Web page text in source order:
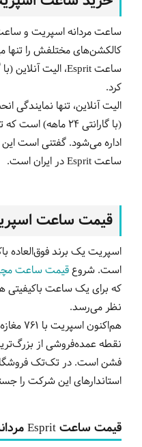
ساعت مردانه اسپریت و
کالکشن‌های مختلفش را تنها
کرد.
الیت آنلاین، تنها
(با گارانتی 24
اداره می‌شود. گفتنی است این
ساعتEspritدر ایران است.
قیمت ساعت
اسپریت یک برند فوق‌العاده
است. شروعقیمت ساعت
که برای یک ساعت
نظر می‌رسد.
نقطه عمده‌فروشی از
فشن است. در تک‌تک
استاندارهای این شرکت را
قیمت ساعت Esprit مردانه